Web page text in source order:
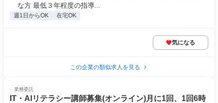
な方 最低３年程度の指導...
週1日からOK 在宅OK
気になる
この企業の類似求人を見る
業務委託
IT・AIリテラシー講師募集(オンライン)月に1回、1回6時